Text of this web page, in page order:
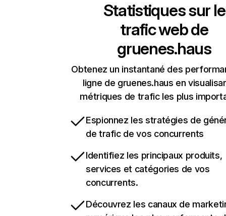
Statistiques sur le
trafic web de
gruenes.haus
Obtenez un instantané des
ligne de gruenes.haus en
métriques de trafic les plus
Espionnez les stratégies de
de trafic de vos concurrents
Identifiez les principaux produits,
services et catégories de vos
concurrents.
Découvrez les canaux de